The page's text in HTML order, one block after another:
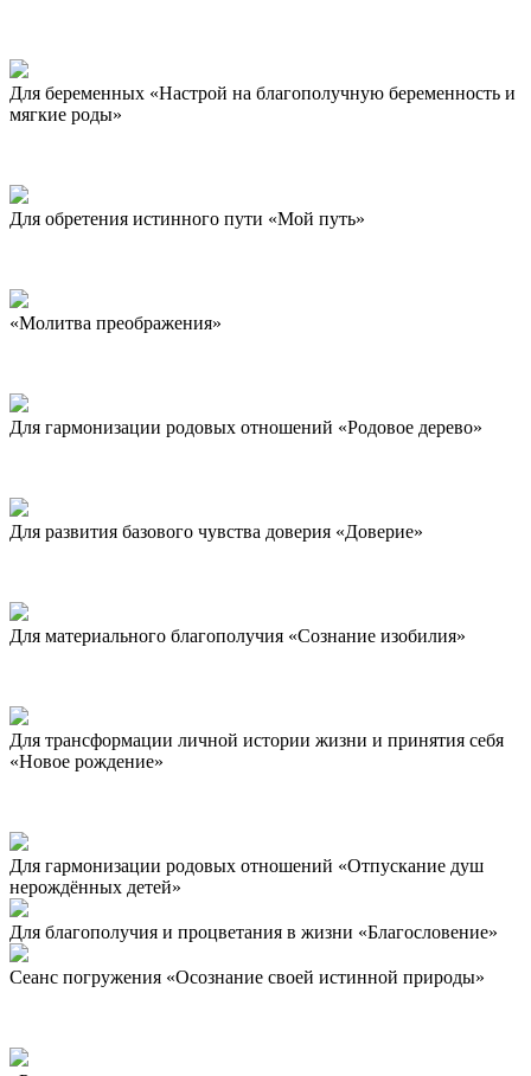
Для беременных «Настрой на благополучную беременность и
мягкие роды»
Для обретения истинного пути «Мой путь»
«Молитва преображения»
Для гармонизации родовых отношений «Родовое дерево»
Для развития базового чувства доверия «Доверие»
Для материального благополучия «Сознание изобилия»
Для трансформации личной истории жизни и принятия себя
«Новое рождение»
Для гармонизации родовых отношений «Отпускание душ
нерождённых детей»
Для благополучия и процветания в жизни «Благословение»
Сеанс погружения «Осознание своей истинной природы»